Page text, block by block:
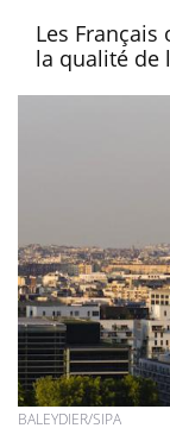
Les
la qualité de
BALEYDIER/SIPA